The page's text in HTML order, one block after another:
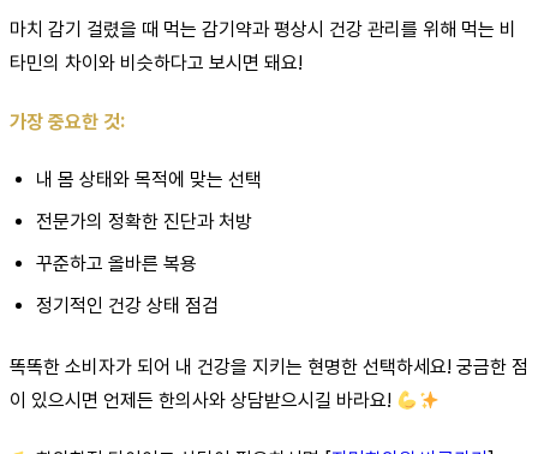
마치 감기 걸렸을 때 먹는 감기약과 평상시 건강 관리를 위해 먹는 비
타민의 차이와 비슷하다고 보시면 돼요!
가장 중요한 것:
내 몸 상태와 목적에 맞는 선택
전문가의 정확한 진단과 처방
꾸준하고 올바른 복용
정기적인 건강 상태 점검
똑똑한 소비자가 되어 내 건강을 지키는 현명한 선택하세요! 궁금한 점
이 있으시면 언제든 한의사와 상담받으시길 바라요!